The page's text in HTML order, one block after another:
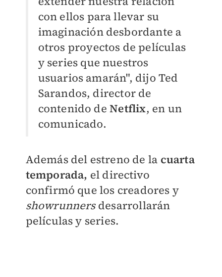
con ellos para llevar su
imaginación desbordante a
otros proyectos de películas
y series que nuestros
usuarios amarán", dijo Ted
Sarandos, director de
contenido deNetflix, en un
comunicado.
​Además del estreno de la cuarta
temporada, el directivo
confirmó que los creadores y
showrunnersdesarrollarán
películas y series.